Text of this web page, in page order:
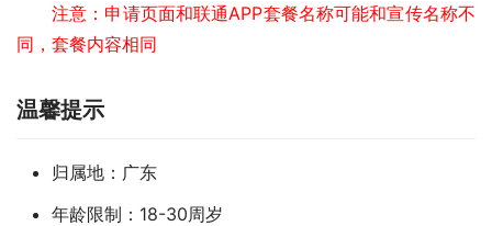
注意：申请页面和联通APP套餐名称可能和宣传名称不
同，套餐内容相同
温馨提示
归属地：广东
年龄限制：18-30周岁